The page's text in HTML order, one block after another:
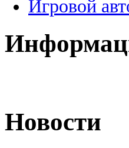
Игровой
Новости